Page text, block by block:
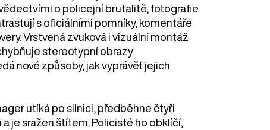
o policejní brutalitě, fotografie
s oficiálními pomníky, komentáře
Vrstvená zvuková i vizuální montáž
stereotypní obrazy
nové způsoby, jak vyprávět jejich
utíká po silnici, předběhne čtyři
je sražen štítem. Policisté ho obklíčí,